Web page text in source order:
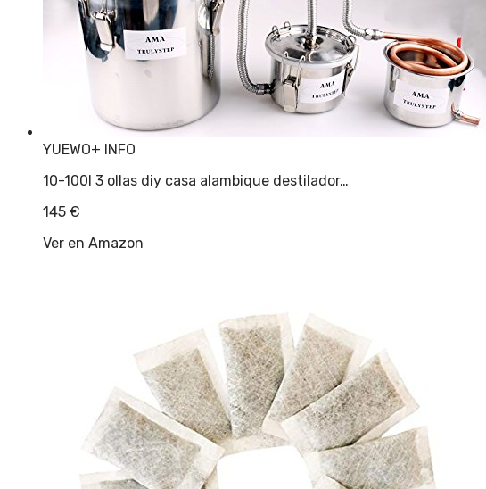
YUEWO+ INFO
10-100l 3 ollas diy casa alambique destilador…
145 €
Ver en Amazon